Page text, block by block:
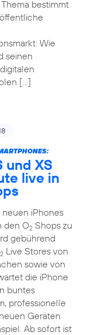
bestimmt
Wie
seinen
[…]
und XS
live in
iPhones
den O2Shops zu
gebührend
2Live Stores von
sowie von
die iPhone
buntes
professionelle
Geräten
Ab sofort ist